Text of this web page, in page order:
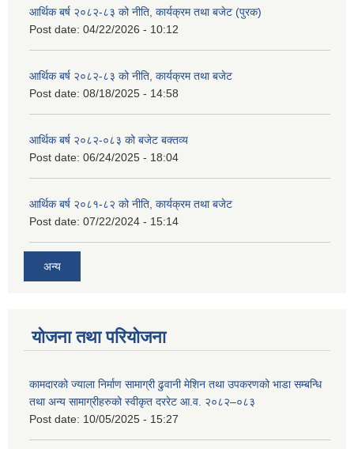
आर्थिक बर्ष २०८२-८३ को नीति, कार्यक्रम तथा बजेट (पुरक)
Post date: 04/22/2026 - 10:12
आर्थिक बर्ष २०८२-८३ को नीति, कार्यक्रम तथा बजेट
Post date: 08/18/2025 - 14:58
आर्थिक बर्ष २०८२-०८३ को बजेट बक्तव्य
Post date: 06/24/2025 - 18:04
आर्थिक बर्ष २०८१-८२ को नीति, कार्यक्रम तथा बजेट
Post date: 07/22/2024 - 15:14
अन्य
योजना तथा परियोजना
कामदारको ज्याला निर्माण सामाग्री ढुवानी मेशिन तथा उपकरणको भाडा सम्बन्धि
तथा अन्य सामाग्रीहरुको स्वीकृत दररेट आ.व. २०८२–०८३
Post date: 10/05/2025 - 15:27